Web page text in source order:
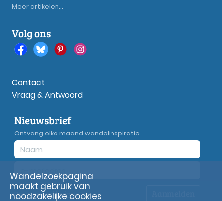
Meer artikelen...
Volg ons
Contact
Vraag & Antwoord
Nieuwsbrief
Ontvang elke maand wandelinspiratie
Privacyverklaring
Wandelzoekpagina
maakt gebruik van
noodzakelijke cookies